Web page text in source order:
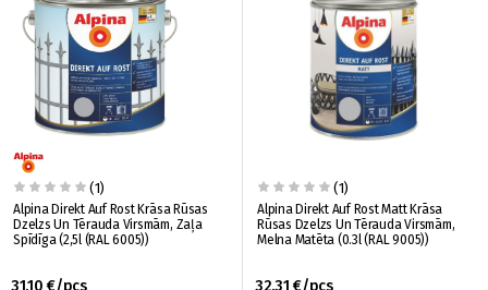
(1)
Alpina Direkt Auf Rost Krāsa Rūsas
Dzelzs Un Tērauda Virsmām, Zaļa
Spīdīga (2,5l (RAL 6005))
31.10 €/pcs
(1)
Alpina Direkt Auf Rost Matt Krāsa
Rūsas Dzelzs Un Tērauda Virsmām,
Melna Matēta (0.3l (RAL 9005))
32.31 €/pcs